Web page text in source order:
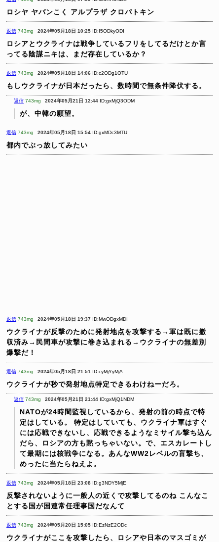
ロシヤ ヤバンこく アルプラザ クロパトキン
返信 743mg 2024年05月18日 10:25 ID:I5ODkyODI
ロシアとウクライナは戦争しているフリをしてるだけとか言
ってる陰謀ニキは、まだ存在しているか？
返信 743mg 2024年05月18日 14:06 ID:c2ODg1OTU
もしウクライナが日本だったら、数時間で無条件降伏する。
返信 743mg 2024年05月21日 12:44 ID:gxMjQ3ODM
が、中韓の願望。
返信 743mg 2024年05月18日 15:54 ID:gxMDc3MTU
都内でぶっ放してみたい
返信 743mg 2024年05月18日 19:37 ID:MwODgxMDI
ウクライナが反撃のために発射地点を攻撃する→軍は既に撤
収済み→民間車が攻撃に巻き込まれる→ウクライナの無差別
爆撃だ！
返信 743mg 2024年05月18日 21:51 ID:cyMjYyMjA
ウクライナが秒で発射地点特定できるわけねーだろ。
返信 743mg 2024年05月21日 21:44 ID:gxMjQ1NDM
NATOが24時間監視しているから、発射の前の時点で特
定はしている。
特定はしていても、ウクライナ軍はすぐ
には応戦できないし、応戦できるようなミサイル撃ち込ん
だら、ロシアの方も黙っちゃいない。で、エスカレートし
て最期には核戦争になる。あんなWW2レベルの盲撃ち、
めったに当たらねえよ。
返信 743mg 2024年05月18日 23:08 ID:g3NDY5MjE
反撃されないように一般人の近くで攻撃してるのね こんなこ
とする国が国連常任理事国だなんて
返信 743mg 2024年05月20日 15:05 ID:EzNzE2ODc
ウクライナがここを攻撃したら、ロシアや日本のマスゴミが